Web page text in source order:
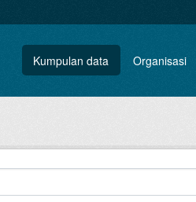
Kumpulan data Organisasi